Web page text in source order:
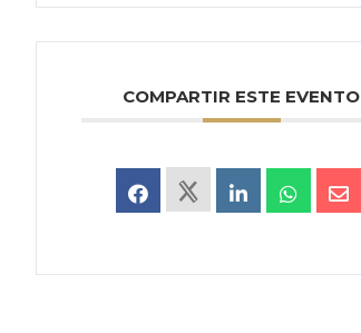
COMPARTIR ESTE EVENTO